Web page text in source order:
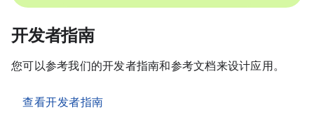
开发者指南
您可以参考我们的开发者指南和参考文档来设计应用。
查看开发者指南